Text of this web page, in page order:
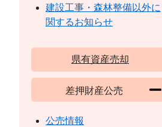
建設工事・森林整備以外に
関するお知らせ
県有資産売却
差押財産公売
公売情報